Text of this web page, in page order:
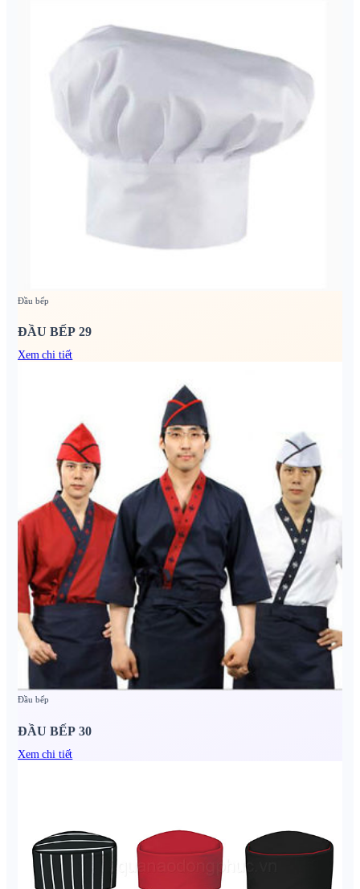
Đầu bếp
ĐẦU BẾP 29
Xem chi tiết
Đầu bếp
ĐẦU BẾP 30
Xem chi tiết